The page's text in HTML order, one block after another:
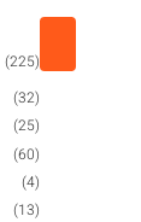
(225)
(32)
(25)
(60)
(4)
(13)